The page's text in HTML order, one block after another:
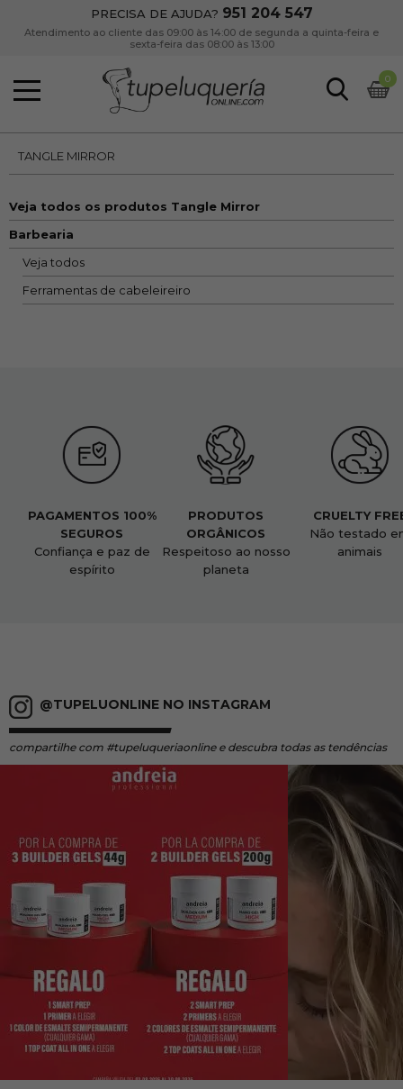
PRECISA DE AJUDA? 951 204 547
Atendimento ao cliente das 09:00 às 14:00 de segunda a quinta-feira e
sexta-feira das 08:00 às 13:00
0
TANGLE MIRROR
Veja todos os produtos Tangle Mirror
Barbearia
Veja todos
Ferramentas de cabeleireiro
PAGAMENTOS 100%
SEGUROS
Confiança e paz de
espírito
PRODUTOS
ORGÂNICOS
Respeitoso ao nosso
planeta
CRUELTY
Não testado
animais
@TUPELUONLINE NO INSTAGRAM
compartilhe com #tupeluqueriaonline e descubra todas as tendências